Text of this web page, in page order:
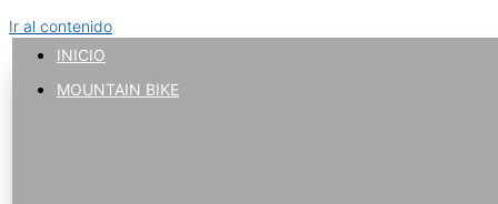
Ir al contenido
INICIO
MOUNTAIN BIKE